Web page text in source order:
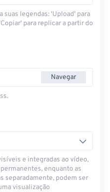
suas legendas: 'Upload' para
para replicar a partir do
Navegar
e integradas ao vídeo,
enquanto as
separadamente, podem ser
visualização